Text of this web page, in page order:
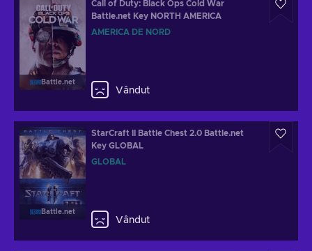
Battle.net
Call of Duty: Black Ops Cold War
Battle.net Key NORTH AMERICA
AMERICA DE NORD
Vândut
Battle.net
StarCraft II Battle Chest 2.0 Battle.net
Key GLOBAL
GLOBAL
Vândut